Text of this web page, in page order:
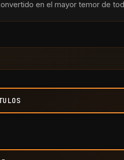
en el mayor temor de